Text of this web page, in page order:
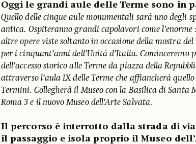
Oggi le grandi aule delle Terme sono in
Quello delle cinque aule monumentali sarà uno degli
antica. Ospiteranno grandi capolavori come
altre opere viste soltanto in occasione della mostra
per i cinquant’anni dell’Unità d’Italia. Cominceremo
dell’accesso storico alle Terme da piazza della
attraverso l’aula IX delle Terme che affiancherà
Termini. Collegherà il Museo con la Basilica di Santa
Roma 3 e il nuovo Museo dell’Arte Salvata.
Il percorso è interrotto dalla strada di via
il passaggio e isola proprio il Museo